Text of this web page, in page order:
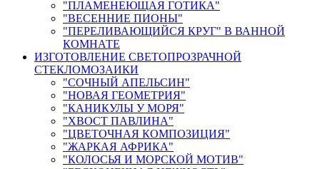
"ПЛАМЕНЕЮЩАЯ ГОТИКА"
"ВЕСЕННИЕ ПИОНЫ"
"ПЕРЕЛИВАЮЩИЙСЯ КРУГ" В ВАННОЙ
КОМНАТЕ
ИЗГОТОВЛЕНИЕ СВЕТОПРОЗРАЧНОЙ
СТЕКЛОМОЗАИКИ
"СОЧНЫЙ АПЕЛЬСИН"
"НОВАЯ ГЕОМЕТРИЯ"
"КАНИКУЛЫ У МОРЯ"
"ХВОСТ ПАВЛИНА"
"ЦВЕТОЧНАЯ КОМПОЗИЦИЯ"
"ЖАРКАЯ АФРИКА"
"КОЛОСЬЯ И МОРСКОЙ МОТИВ"